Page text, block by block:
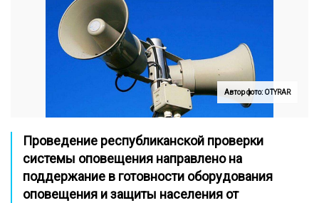
Автор фото: OTYRAR
Проведение республиканской проверки
системы оповещения направлено на
поддержание в готовности оборудования
оповещения и защиты населения от